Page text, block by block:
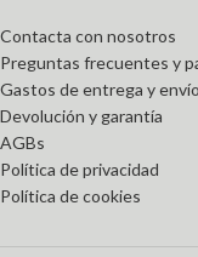
Contacta con nosotros
Preguntas frecuentes y
Gastos de entrega y envío
Devolución y garantía
AGBs
Política de privacidad
Política de cookies